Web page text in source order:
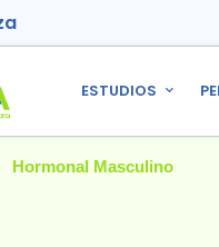
ESTUDIOS
Hormonal Masculino